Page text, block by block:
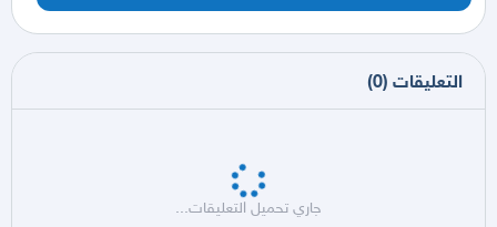
التعليقات (
0
)
جاري تحميل التعليقات...